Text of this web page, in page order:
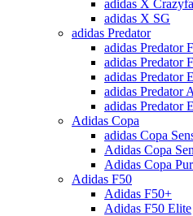
adidas X
adidas X SG
adidas Predator
adidas Predator
adidas Predator
adidas Predator
adidas Predator
adidas Predator
Adidas Copa
adidas Copa
Adidas Copa
Adidas Copa
Adidas F50
Adidas F50+
Adidas F50 Elite